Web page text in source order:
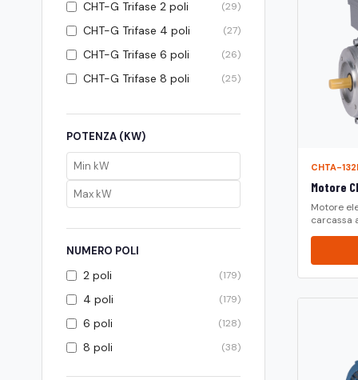
CHT-G Trifase 2 poli (29)
CHT-G Trifase 4 poli (27)
CHT-G Trifase 6 poli (26)
CHT-G Trifase 8 poli (25)
CHTMAAT Acciaio Inox
316L 4 poli
CHTMAAT Alluminio NTT 4
poli
IE2 CHT-A 2 poli (20)
IE2 CHT-A 4 poli
IE2 CHT-A 6 poli (9)
IE2 CHT-G 2 poli (22)
IE2 CHT-G 4 poli (19)
IE2 CHT-G 6 poli (21)
(18)
POTENZA (KW)
NUMERO POLI
2 poli (179)
4 poli (179)
6 poli (128)
8 poli (38)
CHTA-
Motore
Motore
carcassa